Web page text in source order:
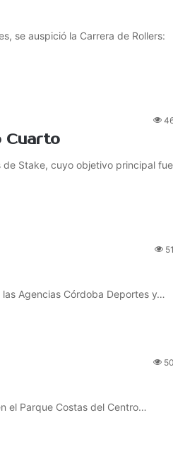
se auspició la Carrera de Rollers:
Cuarto
Stake, cuyo objetivo principal fue
51
Agencias Córdoba Deportes y…
50
el Parque Costas del Centro…